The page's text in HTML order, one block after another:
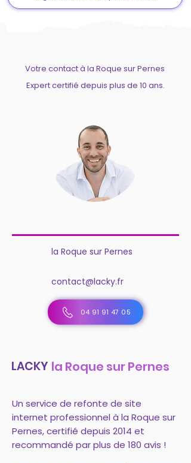
Votre contact à la Roque sur Pernes
Expert certifié depuis plus de 10 ans.
la Roque sur Pernes
contact@lacky.fr
04 91 91 47 05
LACKY la Roque sur Pernes
Un service de refonte de site
internet professionnel à la Roque sur
Pernes, certifié depuis 2014 et
recommandé par plus de 180 avis !